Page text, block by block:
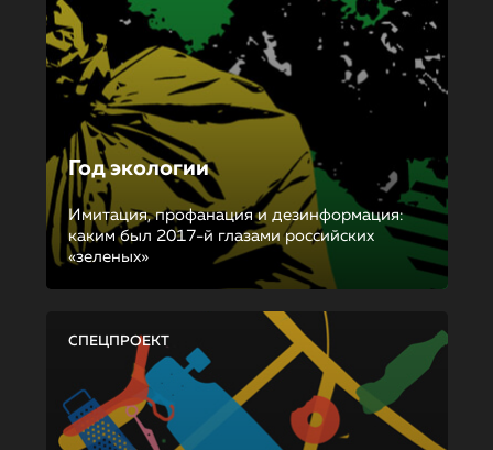
Год экологии
Имитация, профанация и дезинформация:
каким был 2017-й глазами российских
«зеленых»
СПЕЦПРОЕКТ